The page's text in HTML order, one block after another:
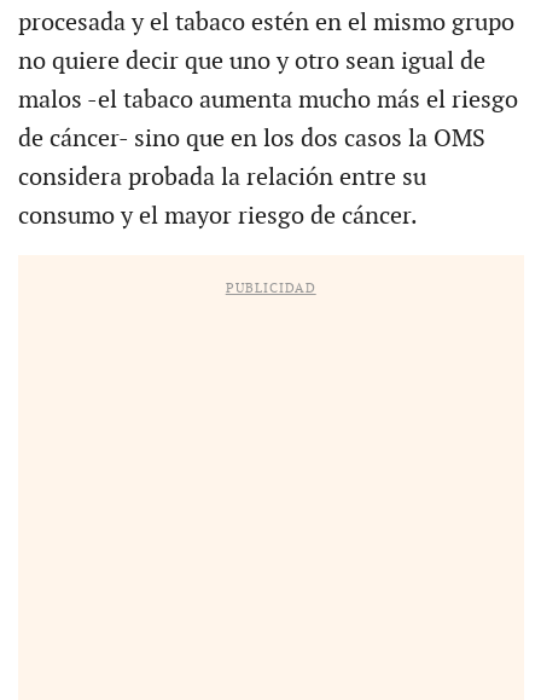
procesada y el tabaco estén en el mismo grupo
no quiere decir que uno y otro sean igual de
malos -el tabaco aumenta mucho más el riesgo
de cáncer- sino que en los dos casos la OMS
considera probada la relación entre su
consumo y el mayor riesgo de cáncer.
PUBLICIDAD